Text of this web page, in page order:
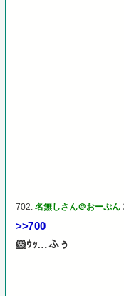
702:名無しさん＠おーぷん
>>700
🐹ｳｯ…ふぅ